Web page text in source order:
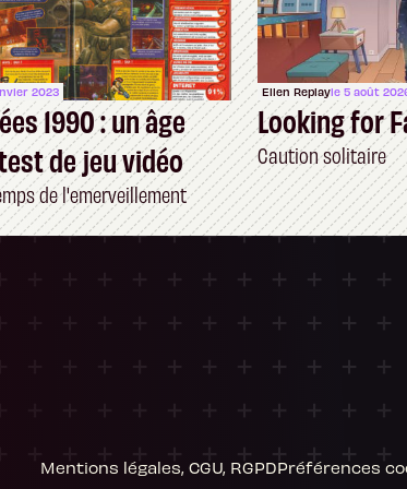
2023
1990 : un âge
de jeu vidéo
de l'emerveillement
Ellen Replayle 5 août
Looking for
Caution solitaire
Mentions légales, CGU, RGPDPréférences
gérer vos paramètres de